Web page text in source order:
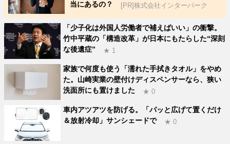
当にあるの？
[PR]株式会社インターパーク
「少子化は外国人労働者で補えばいい」の衝撃。
竹中平蔵の「構造改革」が日本にもたらした“深刻
な後遺症”
★ 1
家族で何度も使う「濡れた手拭きタオル」をやめ
た。山崎実業の壁付けディスペンサーなら、狭い
洗面所にも置けました
★ 0
車内アツアツを防げる。「パッと広げて置くだけ
＆放射冷却」サンシェードで
★ 0